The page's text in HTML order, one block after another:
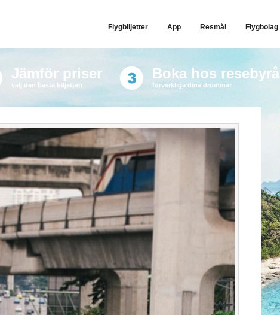
Flygbiljetter App Resmål Flygbolag
Jämför priser
välj den bästa biljetten
Boka hos resebyrå
förverkliga dina drömmar